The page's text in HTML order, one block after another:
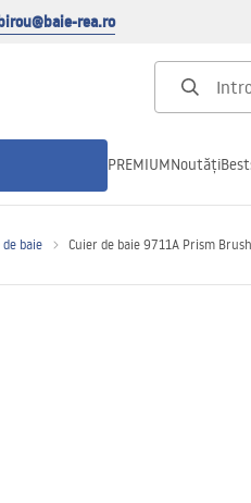
rea.ro
dus
PREMIUMNoutăți
de baie Cuier de baie 9711A Prism